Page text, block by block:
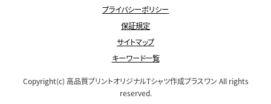
プライバシーポリシー
保証規定
サイトマップ
キーワード一覧
Copyright(c) 高品質プリントオリジナルTシャツ作成プラスワン All rights
reserved.